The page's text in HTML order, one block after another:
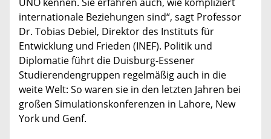
internationale Beziehungen sind“, sagt Professor
Dr. Tobias Debiel, Direktor des Instituts für
Entwicklung und Frieden (INEF). Politik und
Diplomatie führt die Duisburg-Essener
Studierendengruppen regelmäßig auch in die
weite Welt: So waren sie in den letzten Jahren bei
großen Simulationskonferenzen in Lahore, New
York und Genf.